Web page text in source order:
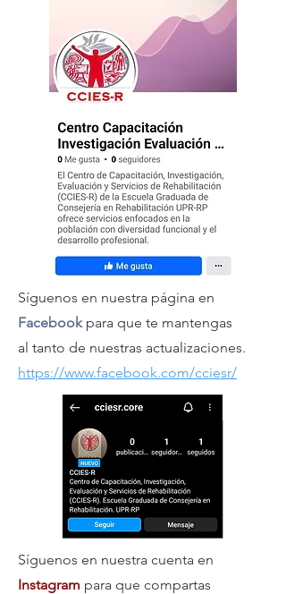
Síguenos en nuestra página en
Facebookpara que te mantengas
al tanto de nuestras actualizaciones.
https://www.facebook.com/cciesr/
Síguenos en nuestra cuenta en
Instagram para que compartas